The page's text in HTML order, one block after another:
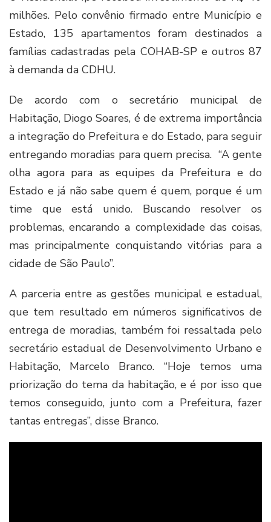
milhões. Pelo convênio firmado entre Município e
Estado, 135 apartamentos foram destinados a
famílias cadastradas pela COHAB-SP e outros 87
à demanda da CDHU.
De acordo com o secretário municipal de
Habitação, Diogo Soares, é de extrema importância
a integração do Prefeitura e do Estado, para seguir
entregando moradias para quem precisa. “A gente
olha agora para as equipes da Prefeitura e do
Estado e já não sabe quem é quem, porque é um
time que está unido. Buscando resolver os
problemas, encarando a complexidade das coisas,
mas principalmente conquistando vitórias para a
cidade de São Paulo”.
A parceria entre as gestões municipal e estadual,
que tem resultado em números significativos de
entrega de moradias, também foi ressaltada pelo
secretário estadual de Desenvolvimento Urbano e
Habitação, Marcelo Branco. “Hoje temos uma
priorização do tema da habitação, e é por isso que
temos conseguido, junto com a Prefeitura, fazer
tantas entregas”, disse Branco.